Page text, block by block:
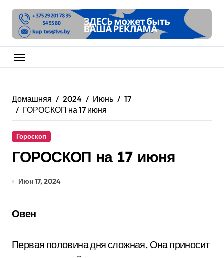
Домашняя 2024 Июнь
17
ГОРОСКОП на 17 июня
Гороскоп
ГОРОСКОП на 17 июня
Июн 17, 2024
Овен
Первая половина дня сложная. Она приносит